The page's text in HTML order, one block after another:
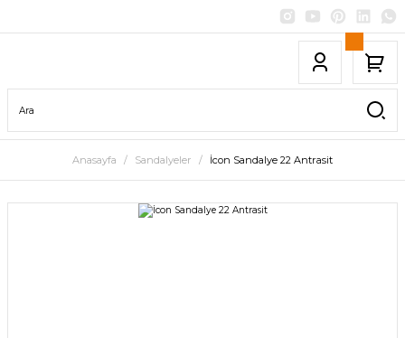
Anasayfa Sandalyeler İcon Sandalye 22 Antrasit